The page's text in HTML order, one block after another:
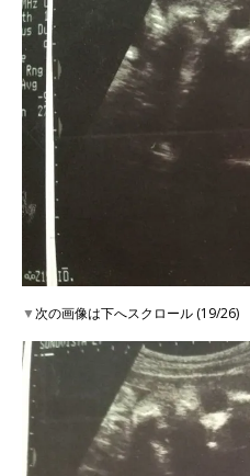
▼次の画像は下へスクロール (19/26)